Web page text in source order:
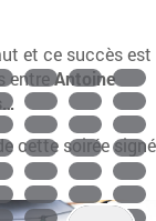
et ce succès est
entreAntoine
cette soirée signé